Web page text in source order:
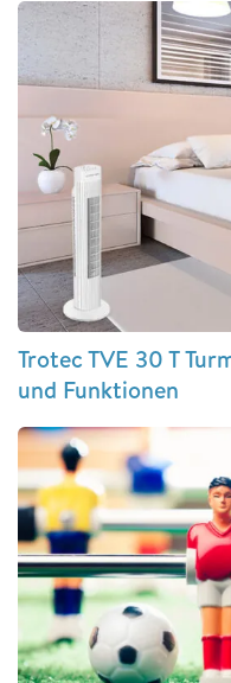
Trotec TVE 30 T
und Funktionen